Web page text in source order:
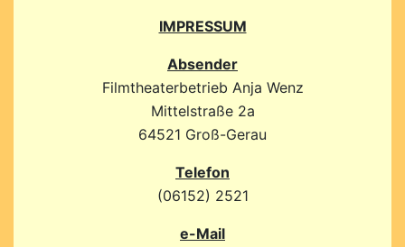
IMPRESSUM
Absender
Filmtheaterbetrieb Anja Wenz
Mittelstraße 2a
64521 Groß-Gerau
Telefon
(06152) 2521
e-Mail